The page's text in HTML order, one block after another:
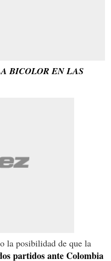
BICOLOR EN LAS
la posibilidad de que la
partidos ante Colombia